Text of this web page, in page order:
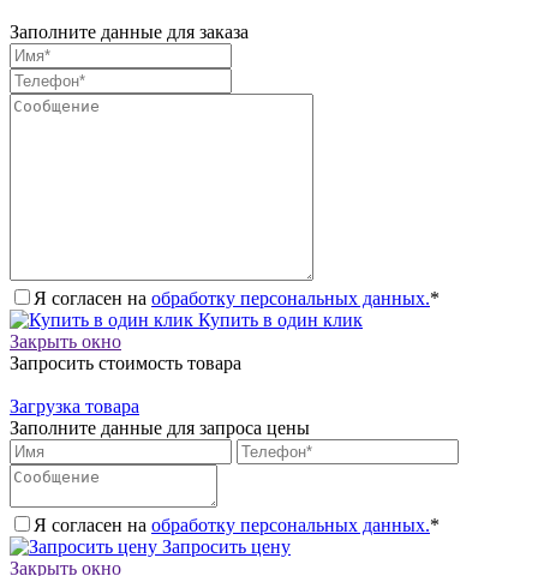
Заполните данные для заказа
Я согласен на обработку персональных данных.*
Купить в один клик
Закрыть окно
Запросить стоимость товара
Загрузка товара
Заполните данные для запроса цены
Я согласен на обработку персональных данных.*
Запросить цену
Закрыть окно